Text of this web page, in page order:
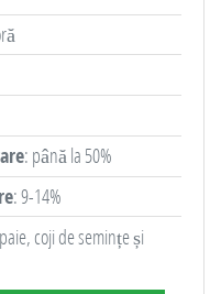
: până la 50%
: 9-14%
coji de semințe și